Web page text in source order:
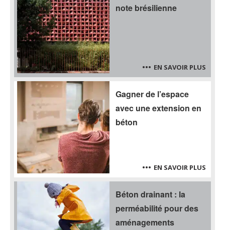
note brésilienne
EN SAVOIR PLUS
Gagner de l’espace
avec une extension en
béton
EN SAVOIR PLUS
Béton drainant : la
perméabilité pour des
aménagements